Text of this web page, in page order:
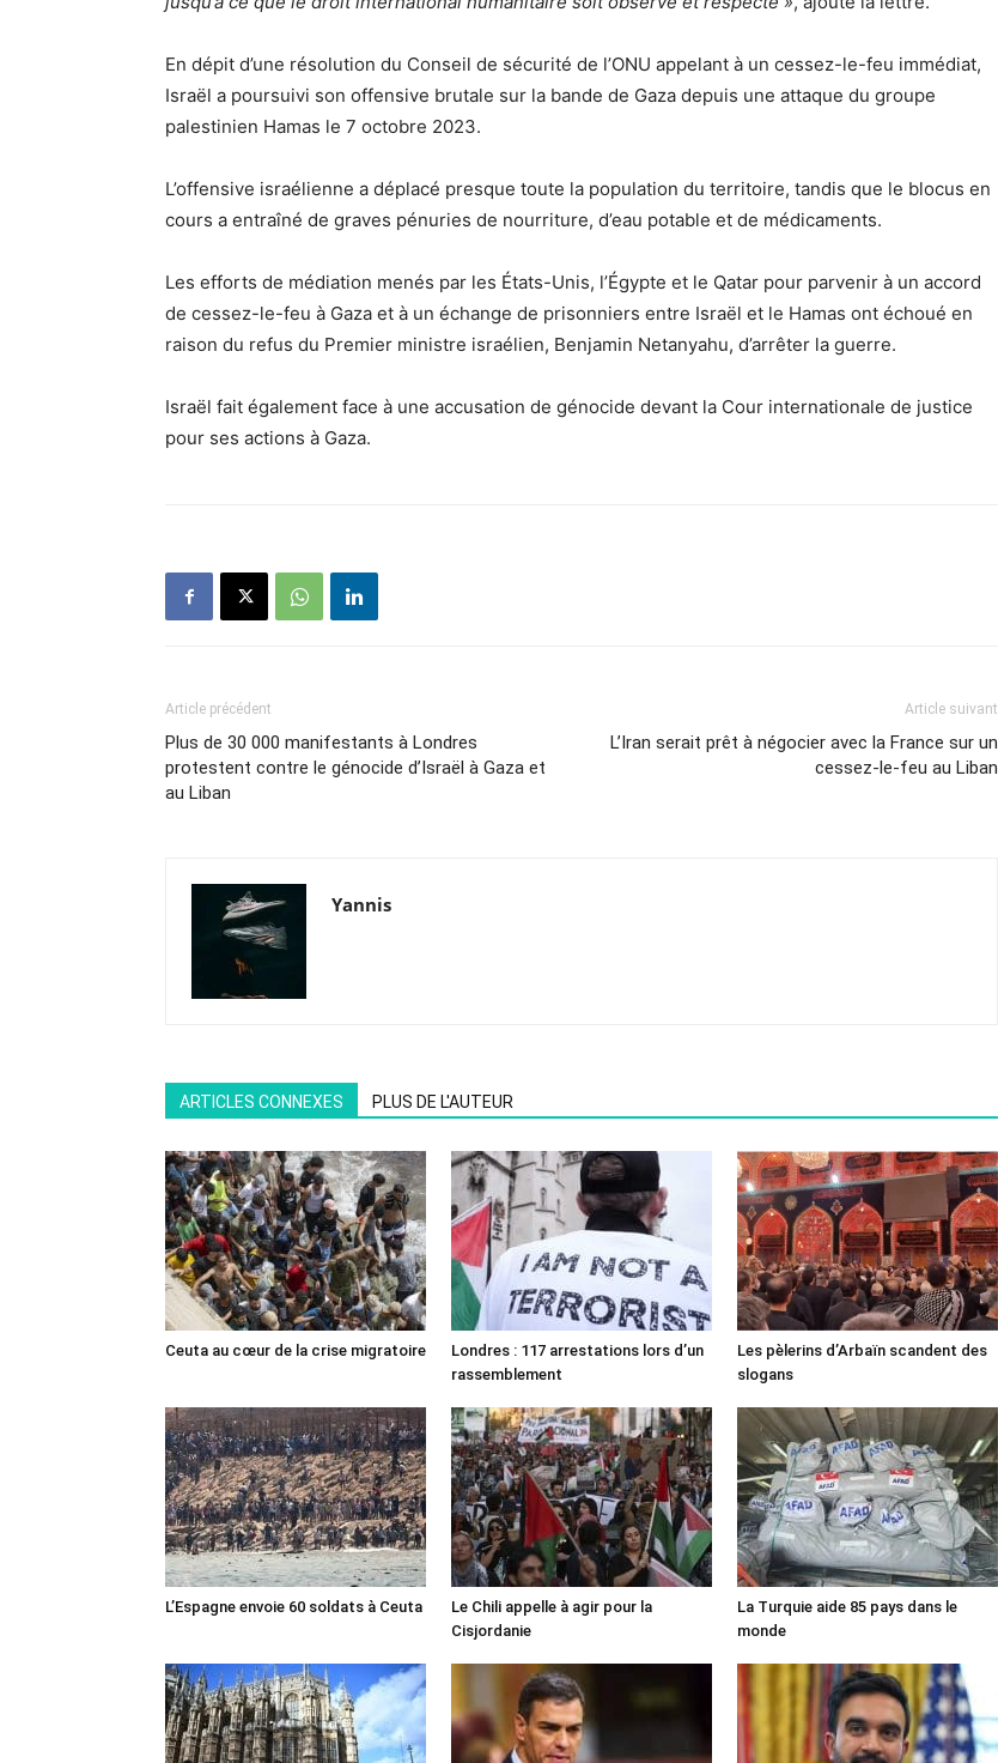
En dépit d’une résolution du Conseil de sécurité de l’ONU appelant à un cessez-le-feu immédiat,
Israël a poursuivi son offensive brutale sur la bande de Gaza depuis une attaque du groupe
palestinien Hamas le 7 octobre 2023.
L’offensive israélienne a déplacé presque toute la population du territoire, tandis que le blocus en
cours a entraîné de graves pénuries de nourriture, d’eau potable et de médicaments.
Les efforts de médiation menés par les États-Unis, l’Égypte et le Qatar pour parvenir à un accord
de cessez-le-feu à Gaza et à un échange de prisonniers entre Israël et le Hamas ont échoué en
raison du refus du Premier ministre israélien, Benjamin Netanyahu, d’arrêter la guerre.
Israël fait également face à une accusation de génocide devant la Cour internationale de justice
pour ses actions à Gaza.
Article précédent
Plus de 30 000 manifestants à Londres
protestent contre le génocide d’Israël à Gaza et
au Liban
Article suivant
L’Iran serait prêt à négocier avec la France sur un
cessez-le-feu au Liban
Yannis
ARTICLES CONNEXES PLUS DE L'AUTEUR
Ceuta au cœur de la crise migratoire
Londres : 117 arrestations lors d’un
rassemblement
Les pèlerins d’Arbaïn scandent des
slogans
L’Espagne envoie 60 soldats à Ceuta
Le Chili appelle à agir pour la
Cisjordanie
La Turquie aide 85 pays dans le
monde